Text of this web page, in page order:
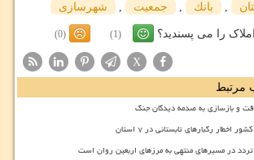
, بانك , جمعیت , شهرسازی
را می پسندید؟ (1)
(0)
X
مرتبط
و بازسازی به صدمه دیدگان جنگ
در مسیرهای منتهی به مرزهای اربعین روان است